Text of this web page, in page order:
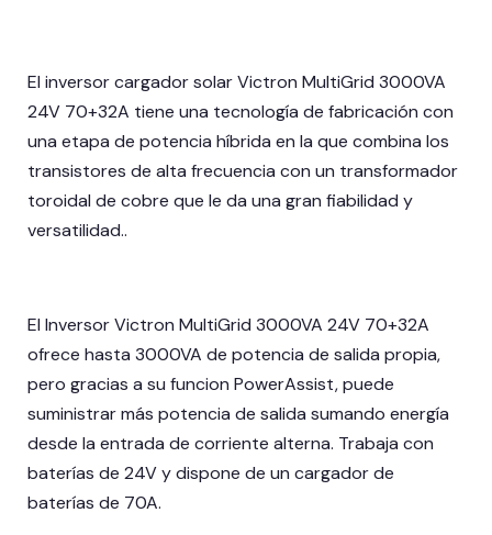
El inversor cargador solar Victron MultiGrid 3000VA
24V 70+32A tiene una tecnología de fabricación con
una etapa de potencia híbrida en la que combina los
transistores de alta frecuencia con un transformador
toroidal de cobre que le da una gran fiabilidad y
versatilidad..
El Inversor Victron MultiGrid 3000VA 24V 70+32A
ofrece hasta 3000VA de potencia de salida propia,
pero gracias a su funcion PowerAssist, puede
suministrar más potencia de salida sumando energía
desde la entrada de corriente alterna. Trabaja con
baterías de 24V y dispone de un cargador de
baterías de 70A.